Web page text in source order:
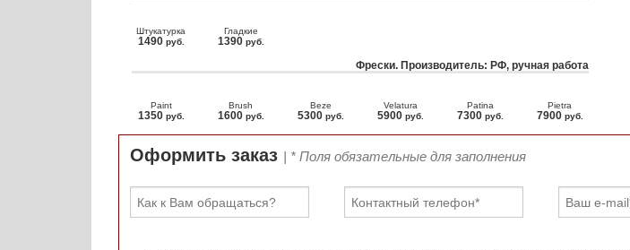
Штукатурка
1490 руб.
Гладкие
1390 руб.
Фрески. Производитель: РФ, ручная работа
Paint
1350 руб.
Brush
1600 руб.
Beze
5300 руб.
Velatura
5900 руб.
Patina
7300 руб.
Pietra
7900 руб.
Оформить заказ | * Поля обязательные для заполнения